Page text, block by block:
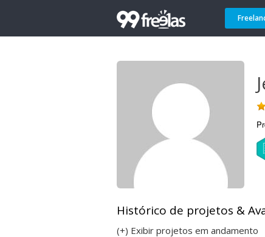
Histórico de projetos &
(+) Exibir projetos em andamento